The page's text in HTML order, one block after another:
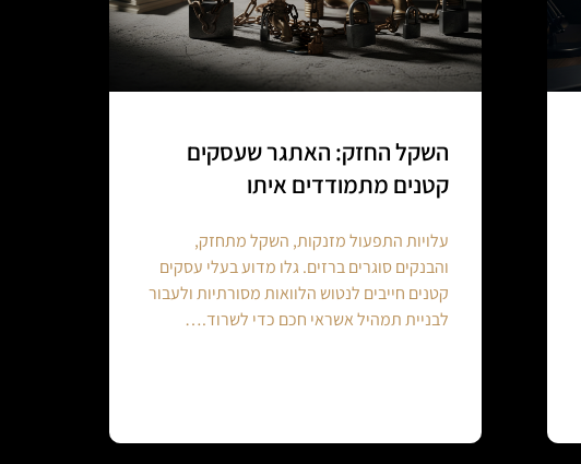
השקל החזק: האתגר שעסקים
קטנים מתמודדים איתו
עלויות התפעול מזנקות, השקל מתחזק,
והבנקים סוגרים ברזים. גלו מדוע בעלי עסקים
קטנים חייבים לנטוש הלוואות מסורתיות ולעבור
לבניית תמהיל אשראי חכם כדי לשרוד.…